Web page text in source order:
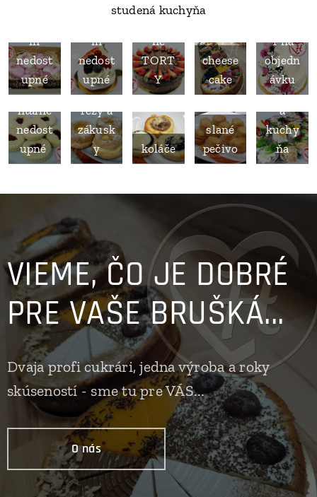
studená kuchyňa
in
nedost
upné
in
nedost
upné
né
TORT
Y
cheese
cake
Y na
objedn
ávku
vé
pečivo
mome
ntálne
nedost
upné
rezy a
zákusk
y
koláče
slané
pečivo
studen
á
kuchy
ňa
VIEME, ČO JE DOBRÉ
PRE VAŠE BRUŠKÁ...
Dvaja profi cukrári, jedna výroba a roky
skúseností - sme tu pre VÁS...
O nás